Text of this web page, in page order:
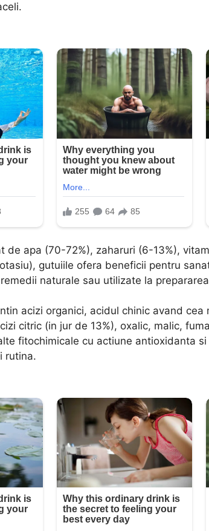
de apa (70-72%), zaharuri (6-13%),
gutuiile ofera beneficii pentru
naturale sau utilizate la
acizi organici, acidul chinic avand
citric (in jur de 13%), oxalic, malic,
fitochimicale cu actiune antioxidanta
rutina.